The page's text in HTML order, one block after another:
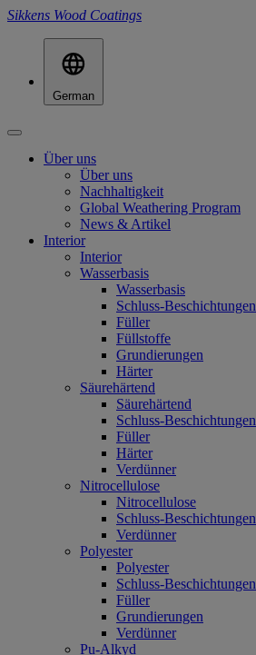
Sikkens Wood Coatings
German
Über uns
Über uns
Nachhaltigkeit
Global Weathering Program
News & Artikel
Interior
Interior
Wasserbasis
Wasserbasis
Schluss-Beschichtungen
Füller
Füllstoffe
Grundierungen
Härter
Säurehärtend
Säurehärtend
Schluss-Beschichtungen
Füller
Härter
Verdünner
Nitrocellulose
Nitrocellulose
Schluss-Beschichtungen
Verdünner
Polyester
Polyester
Schluss-Beschichtungen
Füller
Grundierungen
Verdünner
Pu-Alkyd